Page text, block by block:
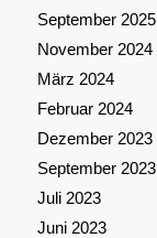
September 2025
November 2024
März 2024
Februar 2024
Dezember 2023
September 2023
Juli 2023
Juni 2023